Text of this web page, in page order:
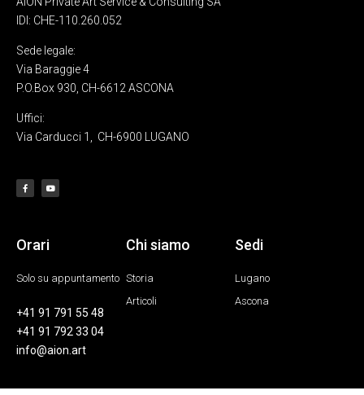
IDI: CHE-110.260.052
Sede legale:
Via Baraggie 4
P.O.Box 930, CH-6612 ASCONA
Uffici:
Via Carducci 1, CH-6900 LUGANO
Orari
Solo su appuntamento
+41 91 791 55 48
+41 91 792 33 04
info@aion.art
Chi siamo
Storia
Articoli
Sedi
Lugano
Ascona